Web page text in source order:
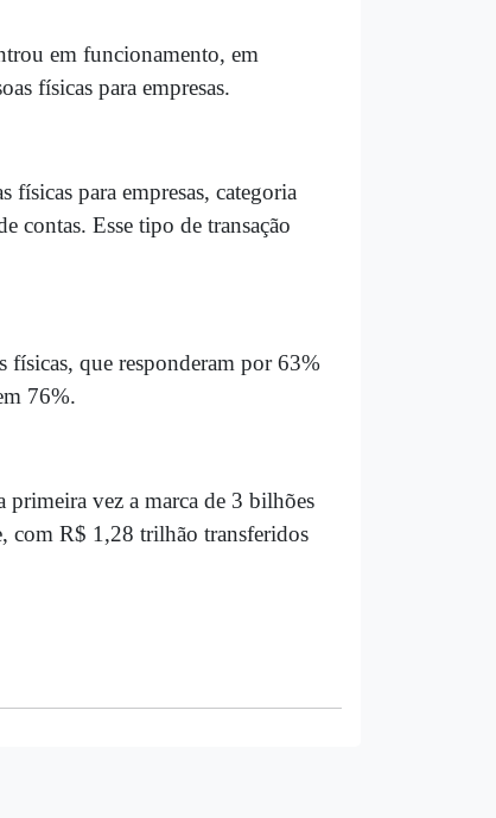
em funcionamento, em
físicas para empresas.
para empresas, categoria
contas. Esse tipo de transação
físicas, que responderam por 63%
76%.
vez a marca de 3 bilhões
com R$ 1,28 trilhão transferidos